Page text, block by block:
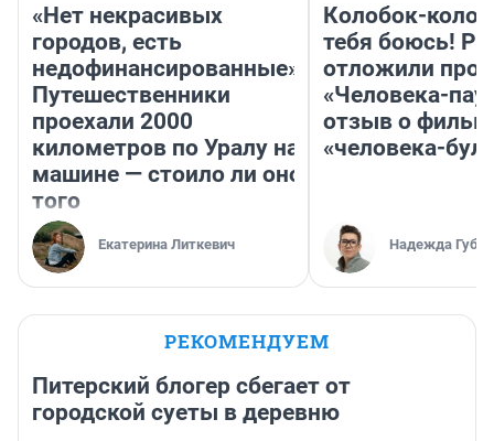
«Нет некрасивых
городов, есть
недофинансированные».
Путешественники
проехали 2000
километров по Уралу на
машине — стоило ли оно
того
Екатерина Литкевич
Колобок-
тебя боюсь!
отложили
«Человека-
отзыв о
«человека-
Надежда
РЕКОМЕНДУЕМ
Питерский блогер сбегает от
городской суеты в деревню